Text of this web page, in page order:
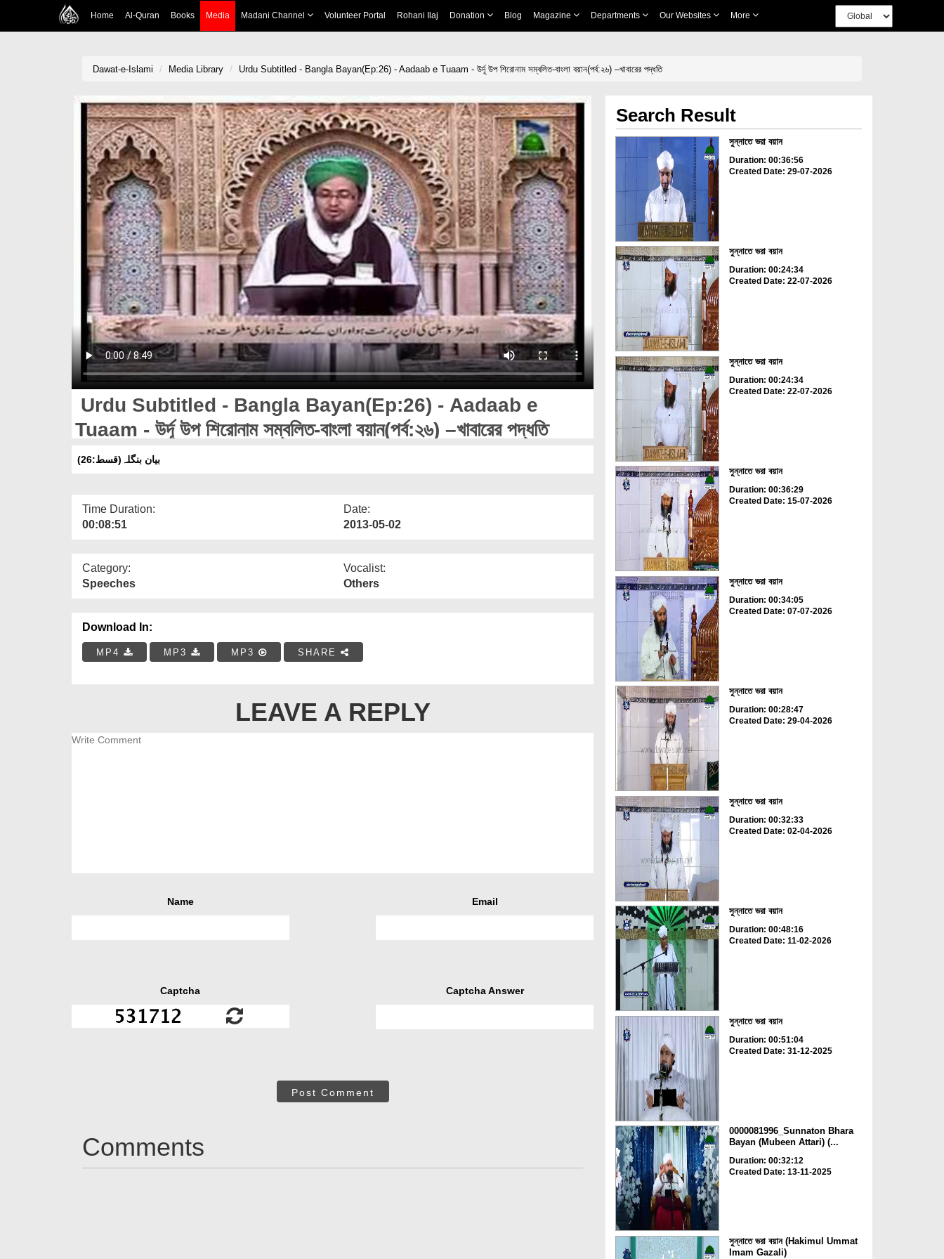
Home Al-Quran Books Media Madani Channel Volunteer Portal Rohani Ilaj Donation Blog Magazine Departments Our Websites More
Dawat-e-Islami Media Library Urdu Subtitled - Bangla Bayan(Ep:26) - Aadaab e Tuaam - উর্দূ উপ শিরোনাম সম্বলিত-বাংলা বয়ান(পর্ব:২৬) –খাবারের পদ্ধতি
Urdu Subtitled - Bangla Bayan(Ep:26) - Aadaab e
Tuaam - উর্দূ উপ শিরোনাম সম্বলিত-বাংলা বয়ান(পর্ব:২৬) –খাবারের পদ্ধতি
(26:بیان بنگلہ(قسط
Time Duration:
00:08:51
Date:
2013-05-02
Category:
Speeches
Vocalist:
Others
Download In:
MP4 MP3 MP3 SHARE
LEAVE A REPLY
Name Email
Captcha Captcha Answer
Post Comment
Comments
Search Result
সুন্নাতে ভরা বয়ান
Duration: 00:36:56
Created Date: 29-07-2026
সুন্নাতে ভরা বয়ান
Duration: 00:24:34
Created Date: 22-07-2026
সুন্নাতে ভরা বয়ান
Duration: 00:24:34
Created Date: 22-07-2026
সুন্নাতে ভরা বয়ান
Duration: 00:36:29
Created Date: 15-07-2026
সুন্নাতে ভরা বয়ান
Duration: 00:34:05
Created Date: 07-07-2026
সুন্নাতে ভরা বয়ান
Duration: 00:28:47
Created Date: 29-04-2026
সুন্নাতে ভরা বয়ান
Duration: 00:32:33
Created Date: 02-04-2026
সুন্নাতে ভরা বয়ান
Duration: 00:48:16
Created Date: 11-02-2026
সুন্নাতে ভরা বয়ান
Duration: 00:51:04
Created Date: 31-12-2025
0000081996_Sunnaton Bhara
Bayan (Mubeen Attari) (...
Duration: 00:32:12
Created Date: 13-11-2025
সুন্নাতে ভরা বয়ান (Hakimul Ummat
Imam Gazali)